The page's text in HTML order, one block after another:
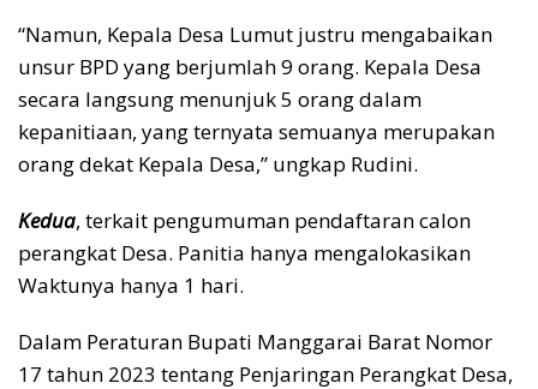
“Namun, Kepala Desa Lumut justru mengabaikan
unsur BPD yang berjumlah 9 orang. Kepala Desa
secara langsung menunjuk 5 orang dalam
kepanitiaan, yang ternyata semuanya merupakan
orang dekat Kepala Desa,” ungkap Rudini.
Kedua, terkait pengumuman pendaftaran calon
perangkat Desa. Panitia hanya mengalokasikan
Waktunya hanya 1 hari.
Dalam Peraturan Bupati Manggarai Barat Nomor
17 tahun 2023 tentang Penjaringan Perangkat Desa,